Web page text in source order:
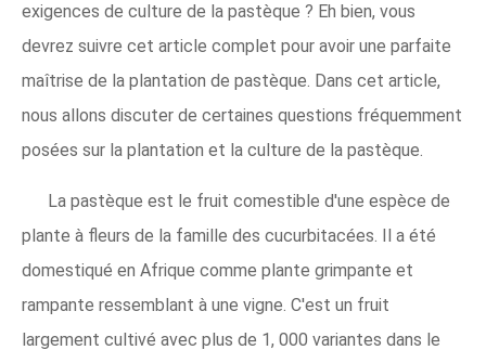
exigences de culture de la pastèque ? Eh bien, vous
devrez suivre cet article complet pour avoir une parfaite
maîtrise de la plantation de pastèque. Dans cet article,
nous allons discuter de certaines questions fréquemment
posées sur la plantation et la culture de la pastèque.
La pastèque est le fruit comestible d'une espèce de
plante à fleurs de la famille des cucurbitacées. Il a été
domestiqué en Afrique comme plante grimpante et
rampante ressemblant à une vigne. C'est un fruit
largement cultivé avec plus de 1, 000 variantes dans le